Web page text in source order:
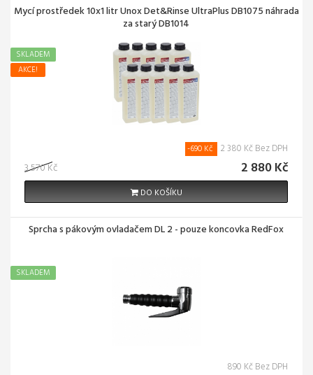
Mycí prostředek 10x1 litr Unox Det&Rinse UltraPlus DB1075 náhrada
za starý DB1014
AKCE!
SKLADEM
3 570 Kč
-690 Kč 2 380 Kč Bez DPH
2 880 Kč
DO KOŠÍKU
Sprcha s pákovým ovladačem DL 2 - pouze koncovka RedFox
SKLADEM
890 Kč Bez DPH